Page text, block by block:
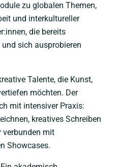
zu globalen Themen,
und interkultureller
die bereits
sich ausprobieren
Talente, die Kunst,
möchten. Der
mit intensiver Praxis:
kreatives Schreiben
verbunden mit
Showcases.